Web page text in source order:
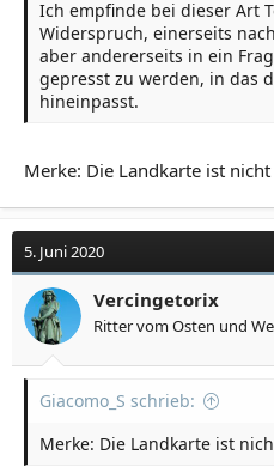
Ich empfinde bei dieser Art
Widerspruch, einerseits
aber andererseits in ein
gepresst zu werden, in das
hineinpasst.
Merke: Die Landkarte ist
5. Juni 2020
Vercingetorix
Ritter vom Osten und
Giacomo_S schrieb:
Merke: Die Landkarte ist